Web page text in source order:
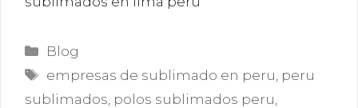
Categorías
Blog
Etiquetas
empresas de sublimado en peru peru
sublimados polos sublimados peru